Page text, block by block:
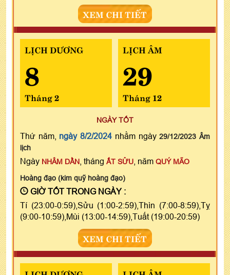
XEM CHI TIẾT
LỊCH DƯƠNG
8
Tháng 2
LỊCH ÂM
29
Tháng 12
NGÀY TỐT
Thứ năm, ngày 8/2/2024 nhằm ngày29/12/2023 Âm
lịch
Ngày NHÂM DẦN , tháng ẤT SỬU , năm QUÝ MÃO
Hoàng đạo (kim quỹ hoàng đạo)
GIỜ TỐT TRONG NGÀY :
Tí (23:00-0:59),Sửu (1:00-2:59),Thìn (7:00-8:59),Tỵ
(9:00-10:59),Mùi (13:00-14:59),Tuất (19:00-20:59)
XEM CHI TIẾT